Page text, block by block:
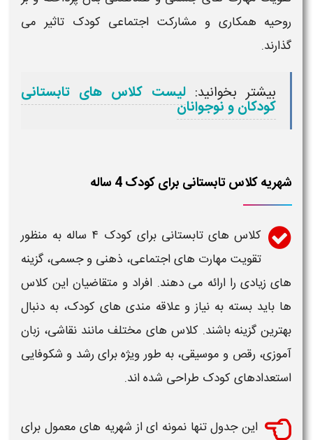
روحیه همکاری و مشارکت اجتماعی کودک تاثیر می
گذارند.
بیشتر بخوانید: لیست کلاس های تابستانی
کودکان و نوجوانان
شهریه کلاس تابستانی برای کودک 4 ساله
کلاس های تابستانی برای کودک ۴ ساله
به منظور
تقویت مهارت های اجتماعی، ذهنی و جسمی، گزینه
های زیادی را ارائه می دهند. افراد و متقاضیان این کلاس
ها باید بسته به نیاز و علاقه مندی های کودک، به دنبال
بهترین گزینه باشند. کلاس های مختلف مانند نقاشی، زبان
آموزی، رقص و موسیقی، به طور ویژه برای رشد و شکوفایی
استعدادهای کودک طراحی شده اند.
این جدول تنها نمونه ای از شهریه های معمول برای